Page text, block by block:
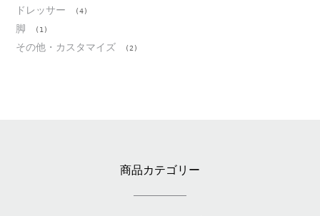
ドレッサー (4)
脚 (1)
その他・カスタマイズ (2)
商品カテゴリー